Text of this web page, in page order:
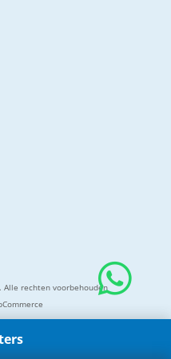
Alle rechten voorbehouden